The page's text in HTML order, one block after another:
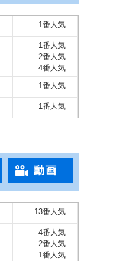
1番人気
1番人気
2番人気
4番人気
1番人気
1番人気
動画
13番人気
4番人気
2番人気
1番人気